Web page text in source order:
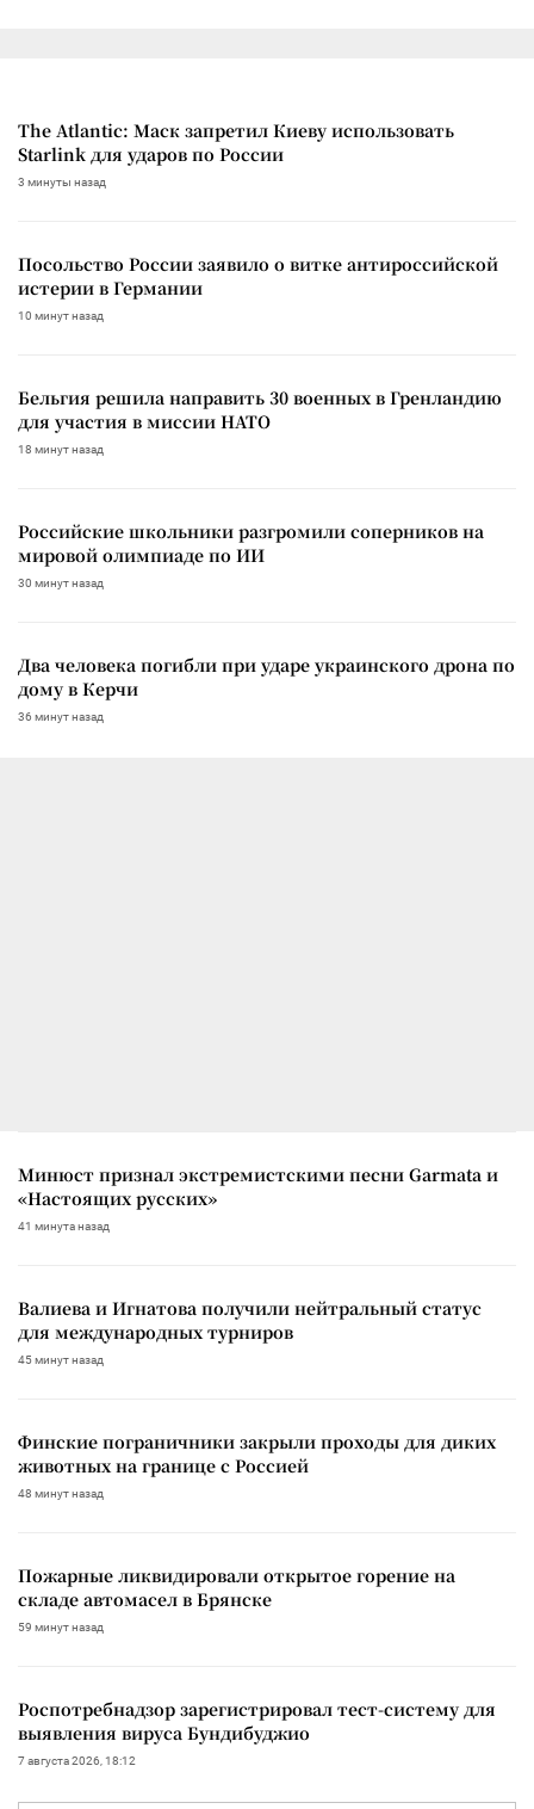
The Atlantic: Маск запретил Киеву использовать
Starlink для ударов по России
3 минуты назад
Посольство России заявило о витке антироссийской
истерии в Германии
10 минут назад
Бельгия решила направить 30 военных в Гренландию
для участия в миссии НАТО
18 минут назад
Российские школьники разгромили соперников на
мировой олимпиаде по ИИ
30 минут назад
Два человека погибли при ударе украинского дрона по
дому в Керчи
36 минут назад
Минюст признал экстремистскими песни Garmata и
«Настоящих русских»
41 минута назад
Валиева и Игнатова получили нейтральный статус
для международных турниров
45 минут назад
Финские пограничники закрыли проходы для диких
животных на границе с Россией
48 минут назад
Пожарные ликвидировали открытое горение на
складе автомасел в Брянске
59 минут назад
Роспотребнадзор зарегистрировал тест-систему для
выявления вируса Бундибуджио
7 августа 2026, 18:12